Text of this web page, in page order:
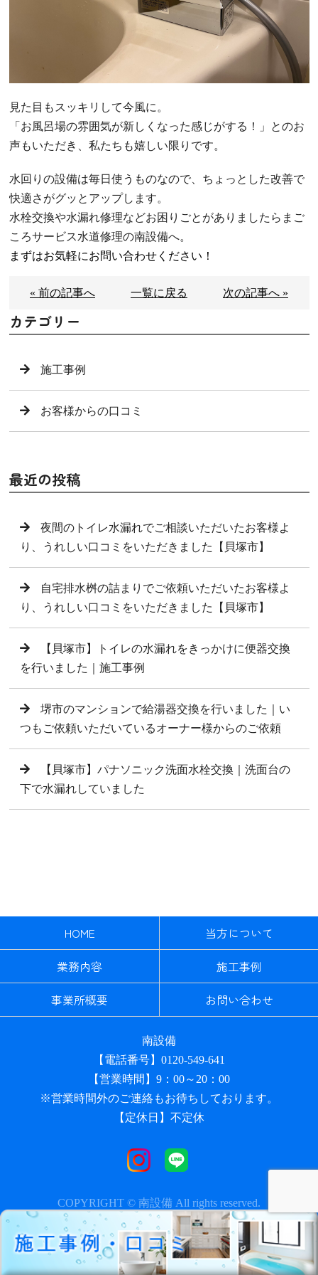
見た目もスッキリして今風に。
「お風呂場の雰囲気が新しくなった感じがする！」とのお
声もいただき、私たちも嬉しい限りです。
水回りの設備は毎日使うものなので、ちょっとした改善で
快適さがグッとアップします。
水栓交換や水漏れ修理などお困りごとがありましたらまご
ころサービス水道修理の南設備へ。
まずはお気軽にお問い合わせください！
« 前の記事へ 一覧に戻る 次の記事へ »
カテゴリー
施工事例
お客様からの口コミ
最近の投稿
夜間のトイレ水漏れでご相談いただいたお客様よ
り、うれしい口コミをいただきました【貝塚市】
自宅排水桝の詰まりでご依頼いただいたお客様よ
り、うれしい口コミをいただきました【貝塚市】
【貝塚市】トイレの水漏れをきっかけに便器交換
を行いました｜施工事例
堺市のマンションで給湯器交換を行いました｜い
つもご依頼いただいているオーナー様からのご依頼
【貝塚市】パナソニック洗面水栓交換｜洗面台の
下で水漏れしていました
HOME
当方について
業務内容
施工事例
事業所概要
お問い合わせ
南設備
【電話番号】0120-549-641
【営業時間】9：00～20：00
※営業時間外のご連絡もお待ちしております。
【定休日】不定休
COPYRIGHT © 南設備 All rights reserved.